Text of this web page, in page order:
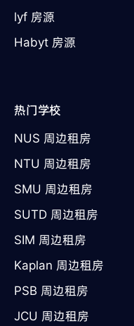
lyf 房源
Habyt 房源
热门学校
NUS 周边租房
NTU 周边租房
SMU 周边租房
SUTD 周边租房
SIM 周边租房
Kaplan 周边租房
PSB 周边租房
JCU 周边租房